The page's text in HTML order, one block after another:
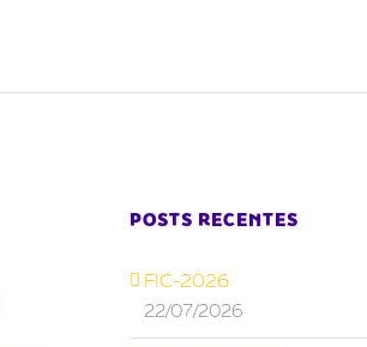
POSTS RECENTES
FIC-2026
22/07/2026